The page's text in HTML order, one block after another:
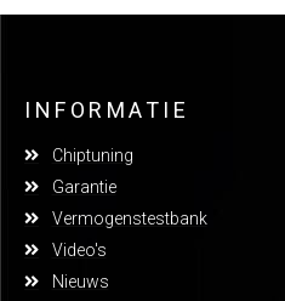
INFORMATIE
Chiptuning
Garantie
Vermogenstestbank
Video's
Nieuws